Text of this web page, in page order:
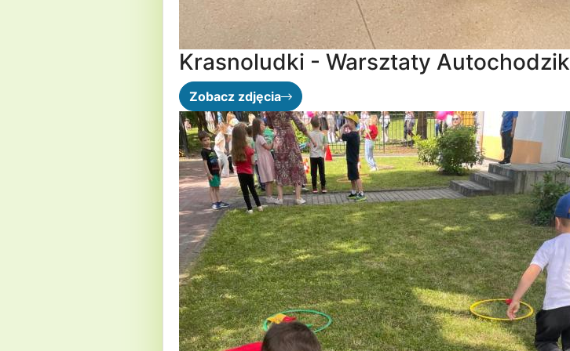
Krasnoludki - Warsztaty Autochodzik
Zobacz zdjęcia